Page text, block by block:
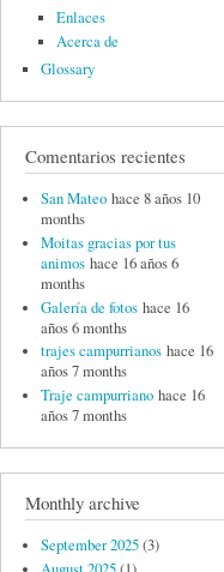
Enlaces
Acerca de
Glossary
Comentarios recientes
San Mateo hace 8 años 10
months
Moitas gracias por tus
animos hace 16 años 6
months
Galería de fotos hace 16
años 6 months
trajes campurrianos hace 16
años 7 months
Traje campurriano hace 16
años 7 months
Monthly archive
September 2025(3)